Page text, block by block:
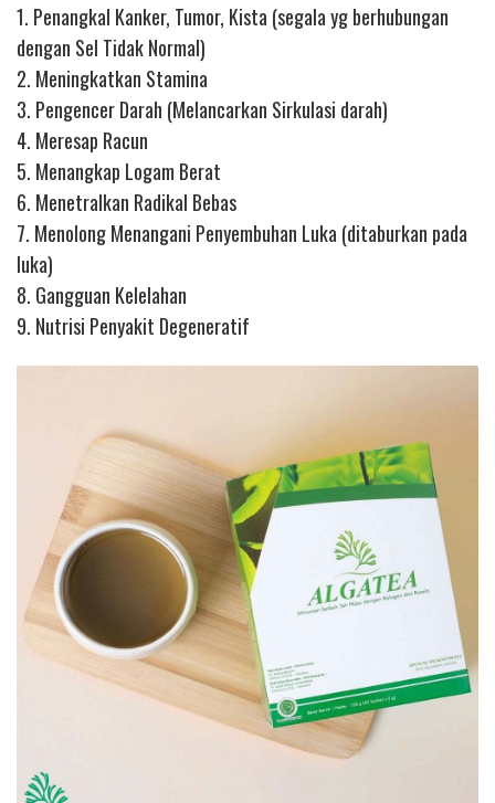
1. Penangkal Kanker, Tumor, Kista (segala yg berhubungan
dengan Sel Tidak Normal)
2. Meningkatkan Stamina
3. Pengencer Darah (Melancarkan Sirkulasi darah)
4. Meresap Racun
5. Menangkap Logam Berat
6. Menetralkan Radikal Bebas
7. Menolong Menangani Penyembuhan Luka (ditaburkan pada
luka)
8. Gangguan Kelelahan
9. Nutrisi Penyakit Degeneratif